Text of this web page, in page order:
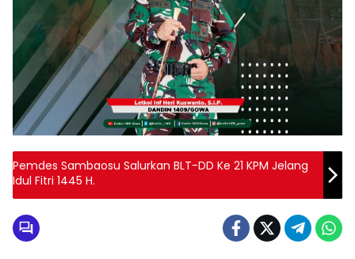
Pemdes Sambaosu Salurkan BLT-DD Ke 21 KPM Jelang
Idul Fitri 1445 H.